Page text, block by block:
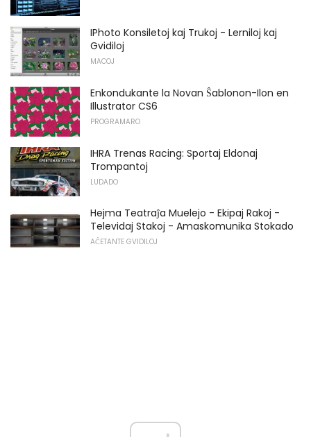
IPhoto Konsiletoj kaj Trukoj - Lerniloj kaj
Gvidiloj
MACOJ
Enkondukante la Novan Ŝablonon-Ilon en
Illustrator CS6
PROGRAMARO
IHRA Trenas Racing: Sportaj Eldonaj
Trompantoj
LUDADO
Hejma Teatraĵa Muelejo - Ekipaj Rakoj -
Televidaj Stakoj - Amaskomunika Stokado
AĈETANTE GVIDILOJ